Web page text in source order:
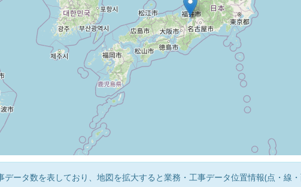
ータ数を表しており、地図を拡大すると業務・工事データ位置情報(点・線・